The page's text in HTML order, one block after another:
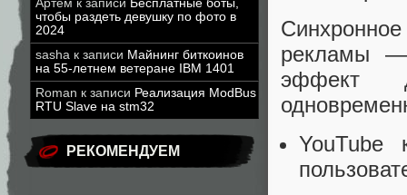
Артем к записи Бесплатные боты,
чтобы раздеть девушку по фото в
2024
sasha к записи Майнинг биткоинов
на 55-летнем ветеране IBM 1401
Roman к записи Реализация ModBus
RTU Slave на stm32
РЕКОМЕНДУЕМ
рекламы —
эффект